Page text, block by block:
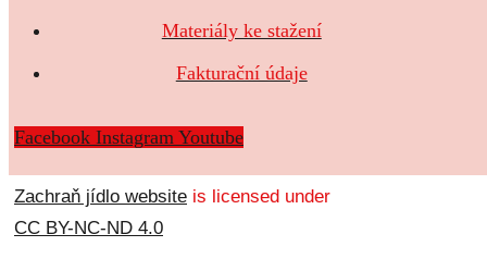
Materiály ke stažení
Fakturační údaje
Facebook Instagram Youtube
Zachraň jídlo website is licensed under
CC BY-NC-ND 4.0